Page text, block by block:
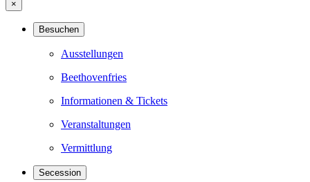
×
Besuchen
Ausstellungen
Beethovenfries
Informationen & Tickets
Veranstaltungen
Vermittlung
Secession